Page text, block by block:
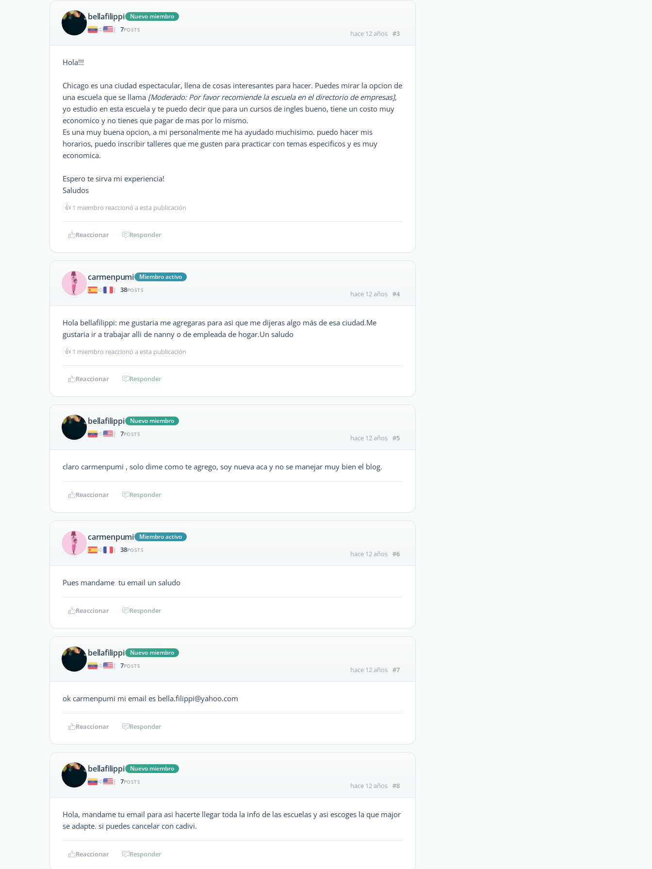
bellafilippi
Nuevo miembro
|
7POSTS hace 12 años #3
Hola!!!
Chicago es una ciudad espectacular, llena de cosas interesantes para hacer. Puedes mirar la opcion de
una escuela que se llama [Moderado: Por favor recomiende la escuela en el directorio de empresas],
yo estudio en esta escuela y te puedo decir que para un cursos de ingles bueno, tiene un costo muy
economico y no tienes que pagar de mas por lo mismo.
Es una muy buena opcion, a mi personalmente me ha ayudado muchisimo. puedo hacer mis
horarios, puedo inscribir talleres que me gusten para practicar con temas especificos y es muy
economica.
Espero te sirva mi experiencia!
Saludos
👍 1 miembro reaccionó a esta publicación
Reaccionar Responder
carmenpumi
Miembro activo
|
38POSTS hace 12 años #4
Hola bellafilippi: me gustaria me agregaras para asi que me dijeras algo más de esa ciudad.Me
gustaria ir a trabajar alli de nanny o de empleada de hogar.Un saludo
👍 1 miembro reaccionó a esta publicación
Reaccionar Responder
bellafilippi
Nuevo miembro
|
7POSTS hace 12 años #5
claro carmenpumi , solo dime como te agrego, soy nueva aca y no se manejar muy bien el blog.
Reaccionar Responder
carmenpumi
Miembro activo
|
38POSTS hace 12 años #6
Pues mandame tu email un saludo
Reaccionar Responder
bellafilippi
Nuevo miembro
|
7POSTS hace 12 años #7
ok carmenpumi mi email es bella.filippi@yahoo.com
Reaccionar Responder
bellafilippi
Nuevo miembro
|
7POSTS hace 12 años #8
Hola, mandame tu email para asi hacerte llegar toda la info de las escuelas y asi escoges la que major
se adapte. si puedes cancelar con cadivi.
Reaccionar Responder